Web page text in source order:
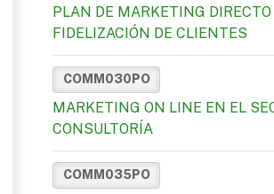
PLAN DE MARKETING DIRECTO
FIDELIZACIÓN DE CLIENTES
COMM030PO
MARKETING ON LINE EN EL
CONSULTORÍA
COMM035PO